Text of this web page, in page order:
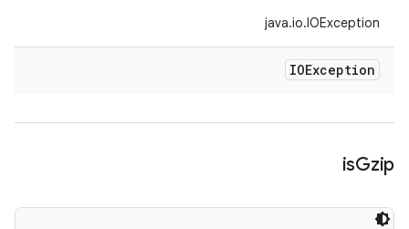
java.io.IOException
IOException
isGzip